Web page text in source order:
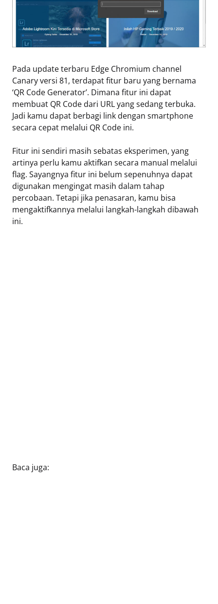
Pada update terbaru Edge Chromium channel
Canary versi 81, terdapat fitur baru yang bernama
‘QR Code Generator’. Dimana fitur ini dapat
membuat QR Code dari URL yang sedang terbuka.
Jadi kamu dapat berbagi link dengan smartphone
secara cepat melalui QR Code ini.
Fitur ini sendiri masih sebatas eksperimen, yang
artinya perlu kamu aktifkan secara manual melalui
flag. Sayangnya fitur ini belum sepenuhnya dapat
digunakan mengingat masih dalam tahap
percobaan. Tetapi jika penasaran, kamu bisa
mengaktifkannya melalui langkah-langkah dibawah
ini.
Baca juga: